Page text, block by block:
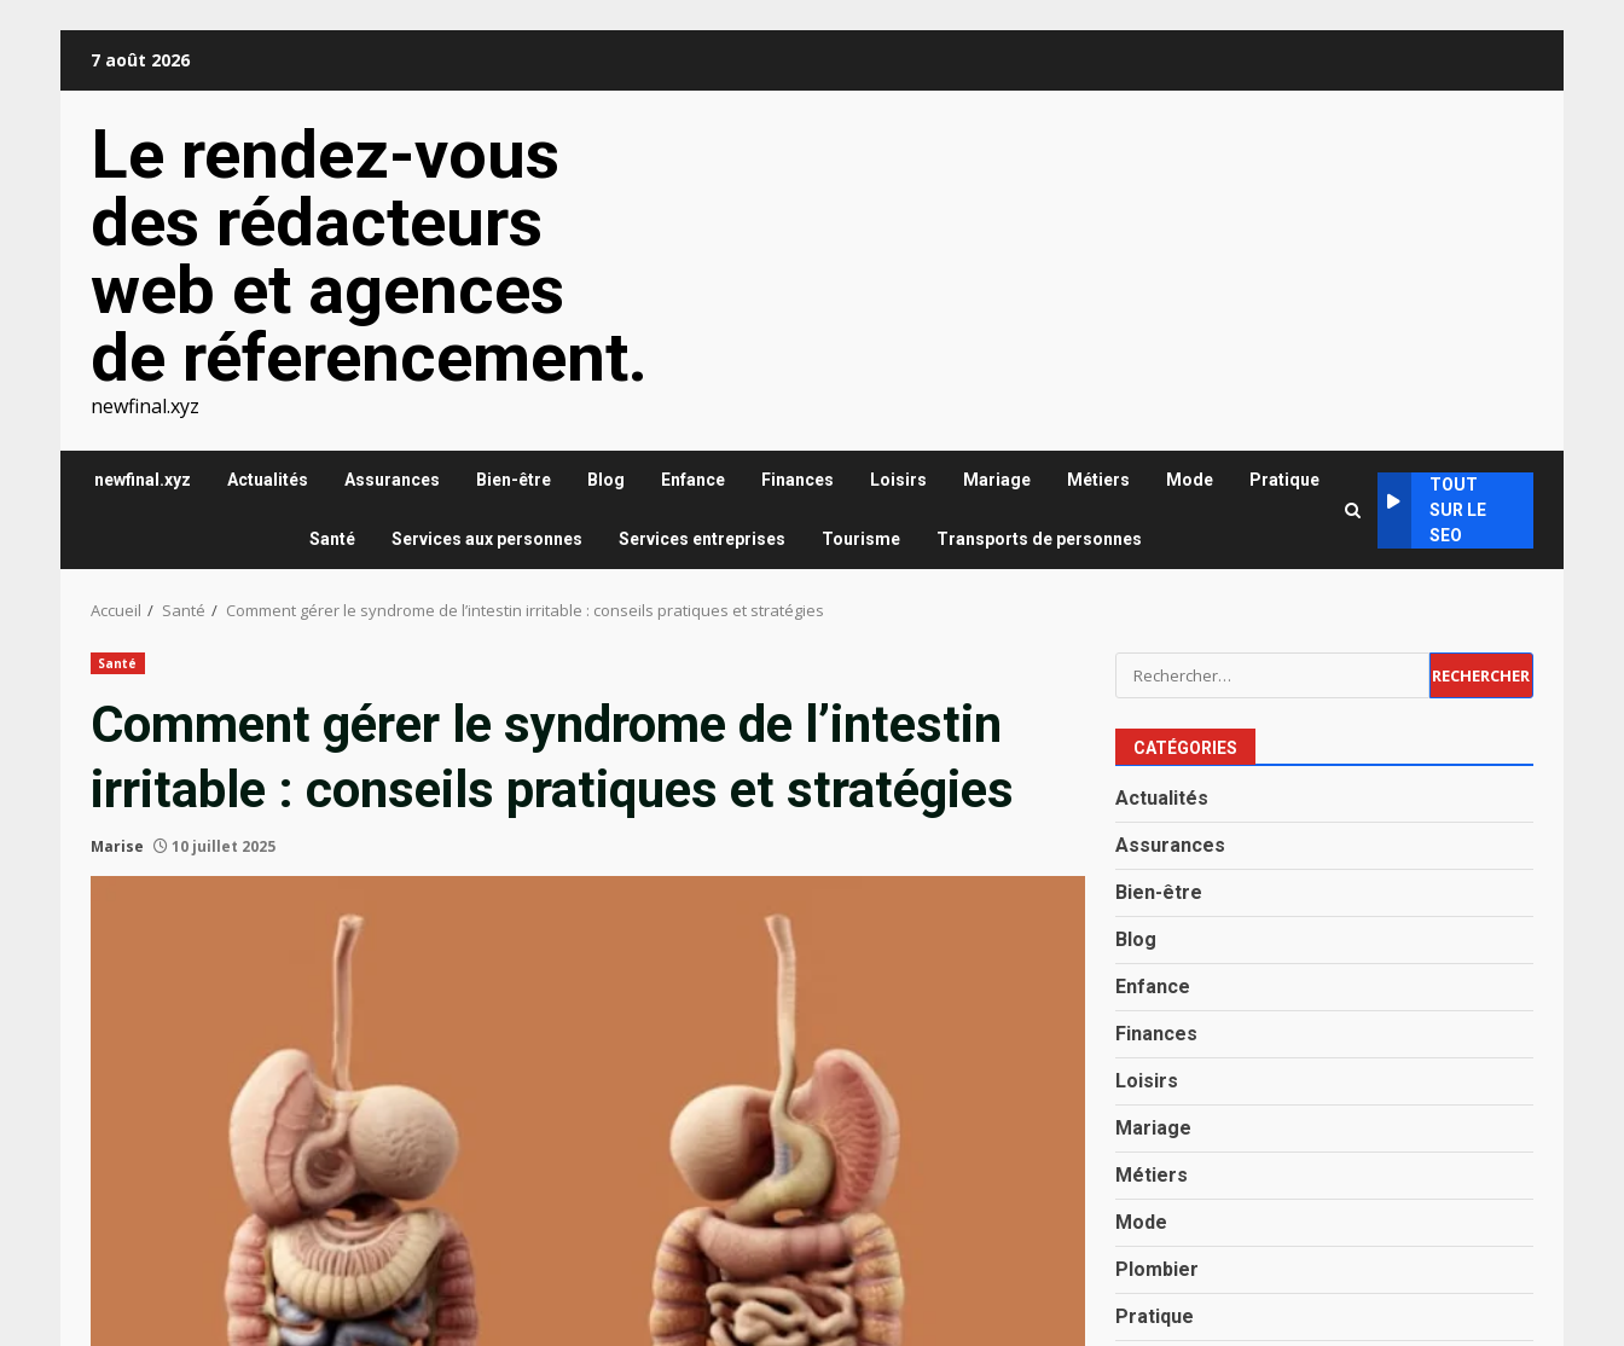
7 août 2026
Le rendez-vous
des rédacteurs
web et agences
de réferencement.
newfinal.xyz
newfinal.xyz Actualités Assurances Bien-être Blog Enfance Finances Loisirs Mariage Métiers Mode Pratique
Santé Services aux personnes Services entreprises Tourisme Transports de personnes
TOUT
SUR LE
SEO
Accueil Santé Comment gérer le syndrome de l’intestin irritable : conseils pratiques et stratégies
Santé
Comment gérer le syndrome de l’intestin
irritable : conseils pratiques et stratégies
Marise 10 juillet 2025
Rechercher :
CATÉGORIES
Actualités
Assurances
Bien-être
Blog
Enfance
Finances
Loisirs
Mariage
Métiers
Mode
Plombier
Pratique